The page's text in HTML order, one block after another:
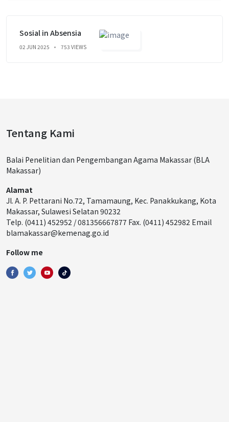
Sosial in Absensia
02 JUN 2025 753 VIEWS
Tentang Kami
Balai Penelitian dan Pengembangan Agama Makassar (BLA
Makassar)
Alamat
Jl. A. P. Pettarani No.72, Tamamaung, Kec. Panakkukang, Kota
Makassar, Sulawesi Selatan 90232
Telp. (0411) 452952 / 081356667877 Fax. (0411) 452982 Email
blamakassar@kemenag.go.id
Follow me